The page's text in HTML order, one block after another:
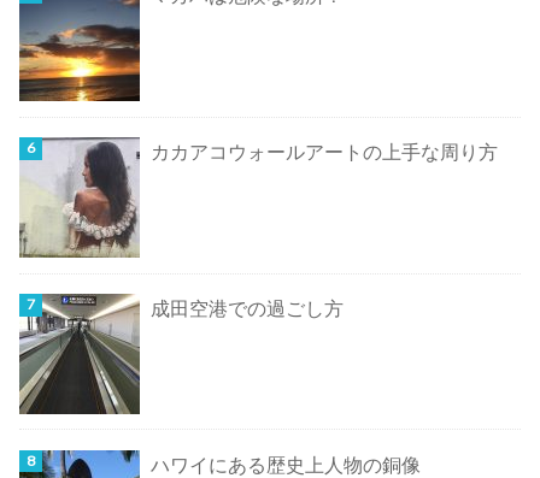
カカアコウォールアートの上手な周り方
成田空港での過ごし方
ハワイにある歴史上人物の銅像